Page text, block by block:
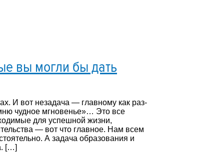
вы могли бы дать
И вот незадача — главному как раз-
чудное мгновенье»… Это все
для успешной жизни,
— вот что главное. Нам всем
А задача образования и
[…]